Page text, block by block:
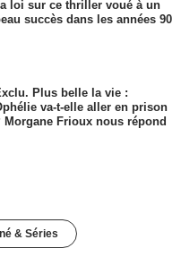
loi sur ce thriller voué à un
succès dans les années 90
Plus belle la vie :
va-t-elle aller en prison
Morgane Frioux nous répond
& Séries